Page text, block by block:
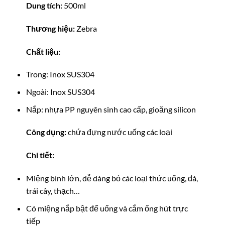
Dung tích:500ml
Thương hiệu: Zebra
Chất liệu:
Trong: Inox SUS304
Ngoài: Inox SUS304
Nắp: nhựa PP nguyên sinh cao cấp, gioăng silicon
Công dụng:chứa đựng nước uống các loại
Chi tiết:
Miệng bình lớn, dễ dàng bỏ các loại thức uống, đá,
trái cây, thạch…
Có miệng nắp bật để uống và cắm ống hút trực
tiếp